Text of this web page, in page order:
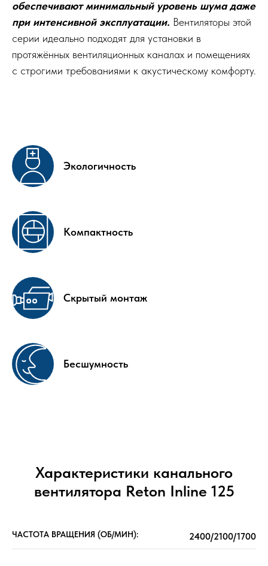
обеспечивают минимальный уровень шума даже
при интенсивной эксплуатации. Вентиляторы этой
серии идеально подходят для установки в
протяжённых вентиляционных каналах и помещениях
с строгими требованиями к акустическому комфорту.
Экологичность
Компактность
Скрытый монтаж
Бесшумность
Характеристики канального
вентилятора Reton Inline 125
ЧАСТОТА ВРАЩЕНИЯ (ОБ/МИН): 2400/2100/1700